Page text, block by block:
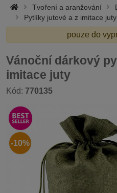
Tvoření a aranžování
Pytlíky jutové a z imitace juty
pouze do
Vánoční dárkový
imitace juty
Kód: 770135
-10%